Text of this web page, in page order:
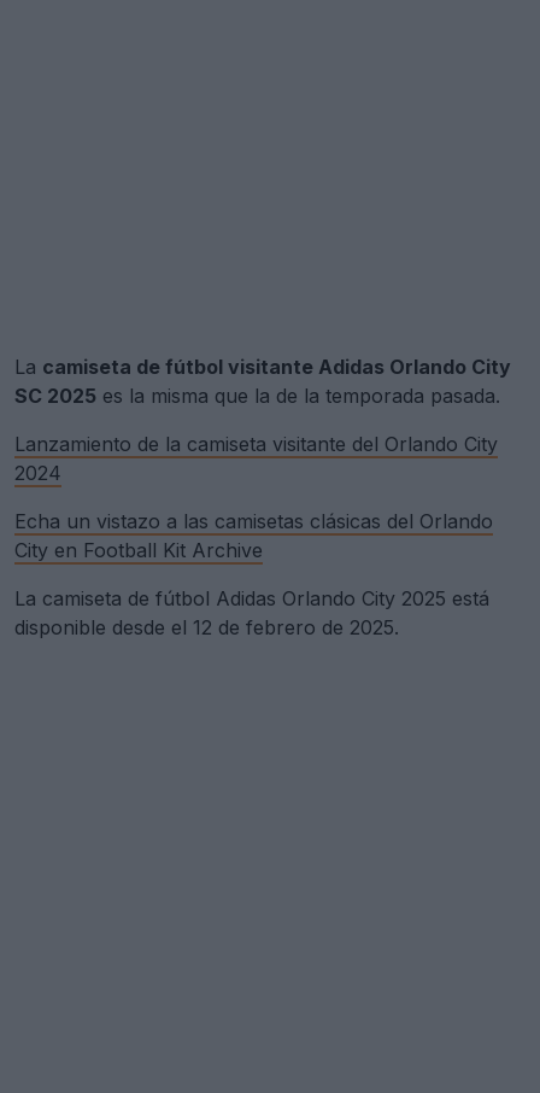
La camiseta de fútbol visitante Adidas Orlando City
SC 2025 es la misma que la de la temporada pasada.
Lanzamiento de la camiseta visitante del Orlando City
2024
Echa un vistazo a las camisetas clásicas del Orlando
City en Football Kit Archive
La camiseta de fútbol Adidas Orlando City 2025 está
disponible desde el 12 de febrero de 2025.